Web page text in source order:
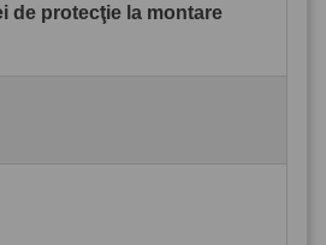
de protecţie la montare